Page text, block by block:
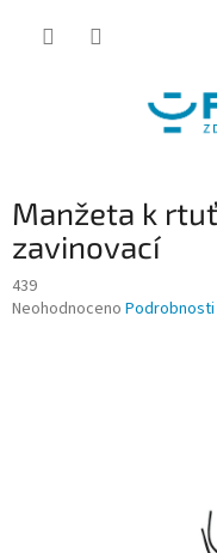
Manžeta k
zavinovací
439
Průměrné
Neohodnoceno